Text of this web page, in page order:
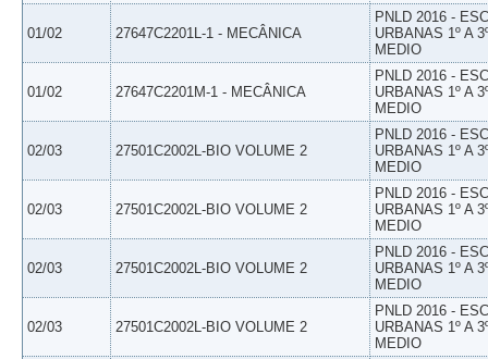
01/02 27647C2201L-1 - MECÂNICA
PNLD 2016 -
URBANAS 1º A
MEDIO
01/02 27647C2201M-1 - MECÂNICA
PNLD 2016 -
URBANAS 1º A
MEDIO
02/03 27501C2002L-BIO VOLUME 2
PNLD 2016 -
URBANAS 1º A
MEDIO
02/03 27501C2002L-BIO VOLUME 2
PNLD 2016 -
URBANAS 1º A
MEDIO
02/03 27501C2002L-BIO VOLUME 2
PNLD 2016 -
URBANAS 1º A
MEDIO
02/03 27501C2002L-BIO VOLUME 2
PNLD 2016 -
URBANAS 1º A
MEDIO